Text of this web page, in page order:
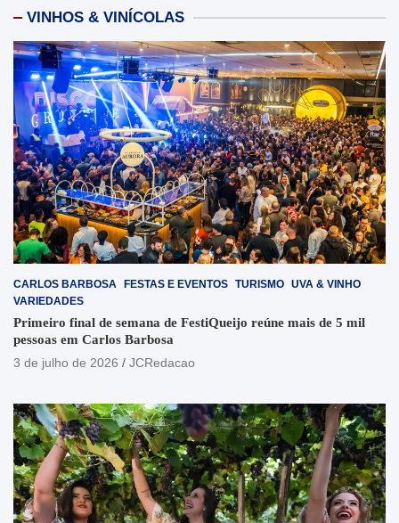
VINHOS & VINÍCOLAS
CARLOS BARBOSA FESTAS E EVENTOS TURISMO UVA & VINHO
VARIEDADES
Primeiro final de semana de FestiQueijo reúne mais de 5 mil
pessoas em Carlos Barbosa
3 de julho de 2026
JCRedacao